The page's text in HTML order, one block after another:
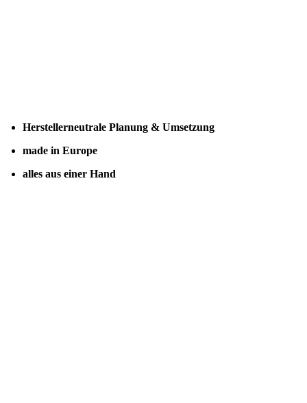
Herstellerneutrale Planung & Umsetzung
made in Europe
alles aus einer Hand